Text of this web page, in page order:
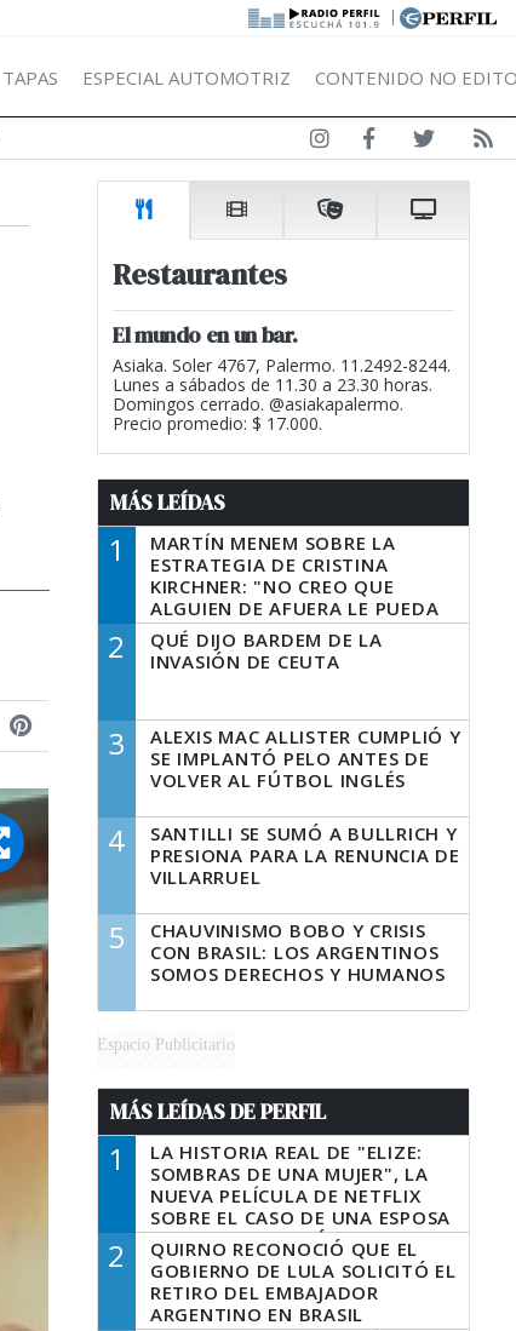
|
TAPAS ESPECIAL AUTOMOTRIZ CONTENIDO NO
Restaurantes
El mundo en un bar.
Asiaka. Soler 4767, Palermo. 11.2492-8244.
Lunes a sábados de 11.30 a 23.30 horas.
Domingos cerrado. @asiakapalermo.
Precio promedio: $ 17.000.
MÁS LEÍDAS
1
MARTÍN MENEM SOBRE LA
ESTRATEGIA DE CRISTINA
KIRCHNER: "NO CREO QUE
ALGUIEN DE AFUERA LE PUEDA
DECIR A LA JUSTICIA LO QUE
TIENE QUE HACER"
2
QUÉ DIJO BARDEM DE LA
INVASIÓN DE CEUTA
3
ALEXIS MAC ALLISTER CUMPLIÓ Y
SE IMPLANTÓ PELO ANTES DE
VOLVER AL FÚTBOL INGLÉS
4
SANTILLI SE SUMÓ A BULLRICH Y
PRESIONA PARA LA RENUNCIA DE
VILLARRUEL
5
CHAUVINISMO BOBO Y CRISIS
CON BRASIL: LOS ARGENTINOS
SOMOS DERECHOS Y HUMANOS
Espacio Publicitario
MÁS LEÍDAS DE PERFIL
1
LA HISTORIA REAL DE "ELIZE:
SOMBRAS DE UNA MUJER", LA
NUEVA PELÍCULA DE NETFLIX
SOBRE EL CASO DE UNA ESPOSA
QUE DESCUARTIZÓ A SU
MARIDO
2
QUIRNO RECONOCIÓ QUE EL
GOBIERNO DE LULA SOLICITÓ EL
RETIRO DEL EMBAJADOR
ARGENTINO EN BRASIL